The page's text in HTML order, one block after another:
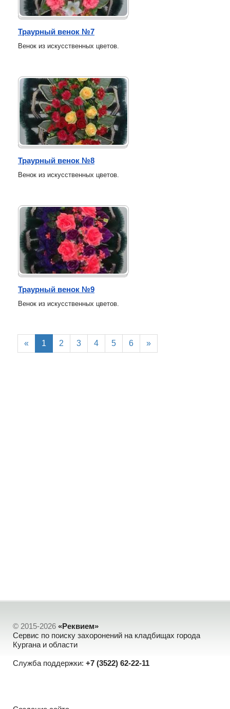
Траурный венок №7
Венок из искусственных цветов.
Траурный венок №8
Венок из искусственных цветов.
Траурный венок №9
Венок из искусственных цветов.
« 1 2 3 4 5 6 »
© 2015-2026 «Реквием»
Сервис по поиску захоронений на кладбищах города
Кургана и области
Служба поддержки: +7 (3522) 62-22-11